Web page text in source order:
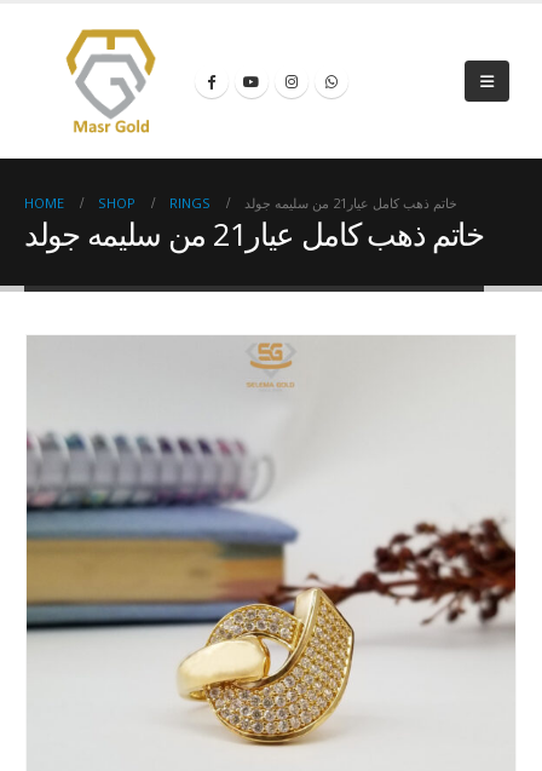
HOME SHOP RINGS خاتم ذهب كامل عيار21 من سليمه جولد
خاتم ذهب كامل عيار21 من سليمه جولد